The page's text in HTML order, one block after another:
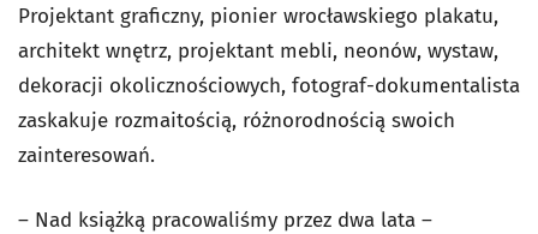
Projektant graficzny, pionier wrocławskiego plakatu,
architekt wnętrz, projektant mebli, neonów, wystaw,
dekoracji okolicznościowych, fotograf-dokumentalista
zaskakuje rozmaitością, różnorodnością swoich
zainteresowań.
– Nad książką pracowaliśmy przez dwa lata –